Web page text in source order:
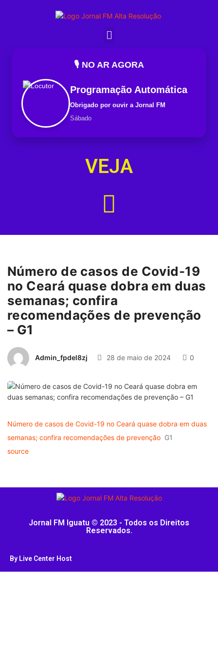
🎙️ NO AR AGORA
Programação Automática
Obrigado por ouvir a Jornal FM
Sábado
VEJA
Número de casos de Covid-19
no Ceará quase dobra em duas
semanas; confira
recomendações de prevenção
– G1
Admin_fpdel8zj 28 de maio de 2024 0
Número de casos de Covid-19 no Ceará quase dobra em duas
semanas; confira recomendações de prevenção G1
source
Jornal FM Iguatu © 2023 - Todos os Direitos
Reservados.
By Live Center Host